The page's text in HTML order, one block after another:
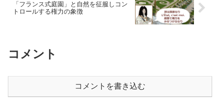
「フランス式庭園」と自然を征服しコン
トロールする権力の象徴
コメント
コメントを書き込む